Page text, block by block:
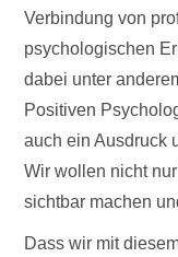
Verbindung von
psychologischen
dabei unter
Positiven
auch ein Ausdruck
Wir wollen nicht
sichtbar machen
Dass wir mit